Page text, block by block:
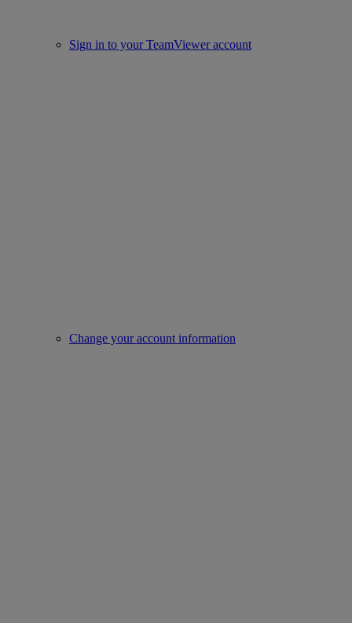
Sign in to your TeamViewer account
Change your account information